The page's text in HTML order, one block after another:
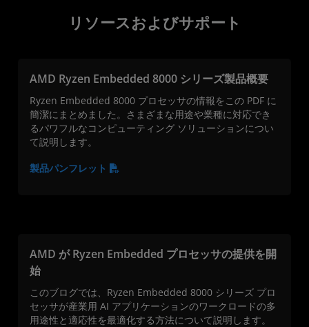
リソースおよびサポート
AMD Ryzen Embedded 8000 シリーズ製品概要
Ryzen Embedded 8000 プロセッサの情報をこの PDF に
簡潔にまとめました。さまざまな用途や業種に対応でき
るパワフルなコンピューティング ソリューションについ
て説明します。
製品パンフレット
AMD が Ryzen Embedded プロセッサの提供を開
始
このブログでは、Ryzen Embedded 8000 シリーズ プロ
セッサが産業用 AI アプリケーションのワークロードの多
用途性と適応性を最適化する方法について説明します。